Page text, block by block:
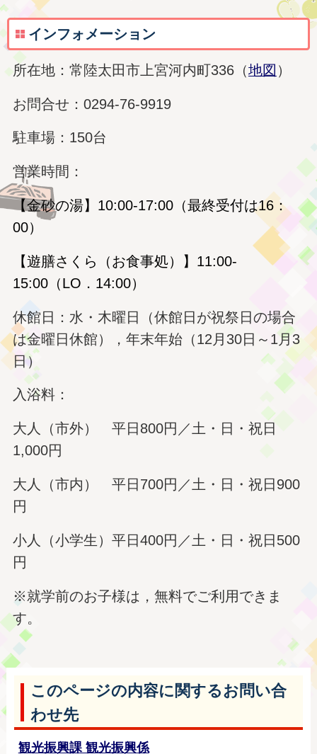
インフォメーション
所在地：常陸太田市上宮河内町336（地図 ）
お問合せ：0294-76-9919
駐車場：150台
営業時間：
【金砂の湯】10:00-17:00（最終受付は16：
00）
【遊膳さくら（お食事処）】 11:00-
15:00（LO．14:00）
休館日：水・木曜日（休館日が祝祭日の場合
は金曜日休館），年末年始（12月30日～1月3
日）
入浴料：
大人（市外） 平日800円／土・日・祝日
1,000円
大人（市内） 平日700円／土・日・祝日900
円
小人（小学生）平日400円／土・日・祝日500
円
※就学前のお子様は，無料でご利用できま
す。
このページの内容に関するお問い合
わせ先
観光振興課 観光振興係